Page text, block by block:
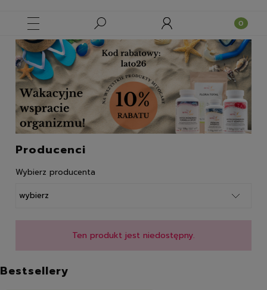
Producenci
Wybierz producenta
Ten produkt jest niedostępny.
Bestsellery